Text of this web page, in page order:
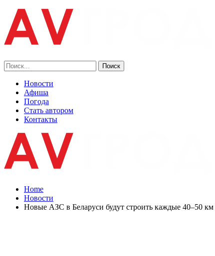
Новости
Афиша
Погода
Стать автором
Контакты
Home
Новости
Новые АЗС в Беларуси будут строить каждые 40–50 км